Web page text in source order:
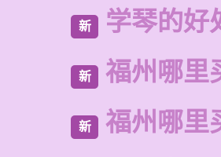
新 学琴的好
新 福州哪里
新 福州哪里